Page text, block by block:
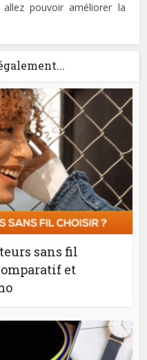
allez pouvoir améliorer la
sans fil
et